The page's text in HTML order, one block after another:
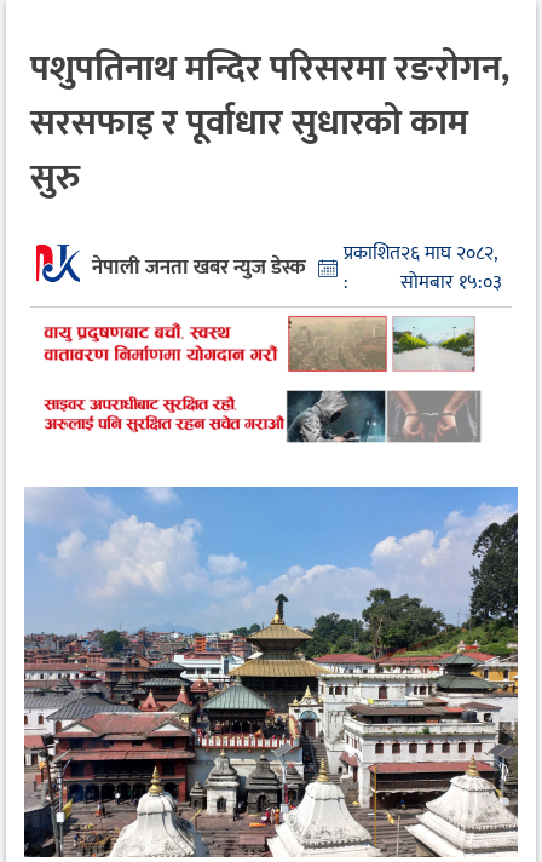
पशुपतिनाथ मन्दिर परिसरमा रङरोगन,
सरसफाइ र पूर्वाधार सुधारको काम
सुरु
नेपाली जनता खबर न्युज डेस्क
प्रकाशित
:
२६ माघ २०८२,
सोमबार १५:०३